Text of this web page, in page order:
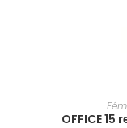
OFFICE